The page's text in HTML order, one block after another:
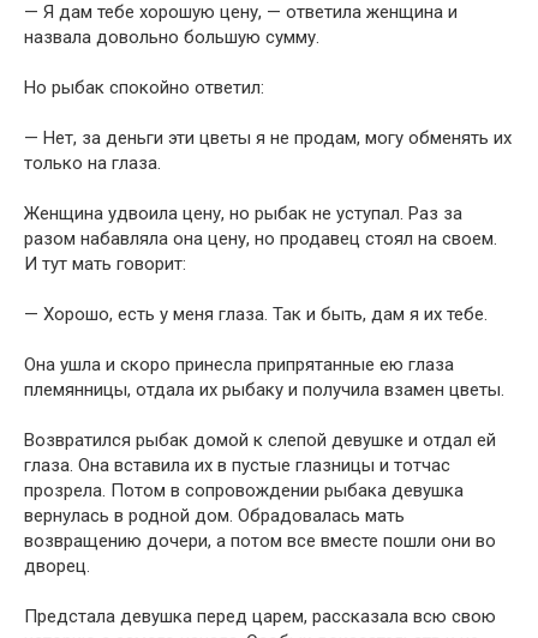
— Я дам тебе хорошую цену, — ответила женщина и
назвала довольно большую сумму.
Но рыбак спокойно ответил:
— Нет, за деньги эти цветы я не продам, могу обменять их
только на глаза.
Женщина удвоила цену, но рыбак не уступал. Раз за
разом набавляла она цену, но продавец стоял на своем.
И тут мать говорит:
— Хорошо, есть у меня глаза. Так и быть, дам я их тебе.
Она ушла и скоро принесла припрятанные ею глаза
племянницы, отдала их рыбаку и получила взамен цветы.
Возвратился рыбак домой к слепой девушке и отдал ей
глаза. Она вставила их в пустые глазницы и тотчас
прозрела. Потом в сопровождении рыбака девушка
вернулась в родной дом. Обрадовалась мать
возвращению дочери, а потом все вместе пошли они во
дворец.
Предстала девушка перед царем, рассказала всю свою